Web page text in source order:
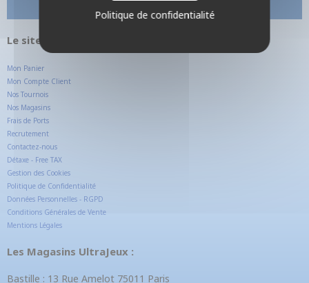
Le site internet UltraJeux.com
Mon Panier
Mon Compte Client
Nos Tournois
Nos Magasins
Frais de Ports
Recrutement
Contactez-nous
Détaxe - Free TAX
Gestion des Cookies
Politique de Confidentialité
Données Personnelles - RGPD
Conditions Générales de Vente
Mentions Légales
Les Magasins UltraJeux :
Bastille : 13 Rue Amelot 75011 Paris
Politique de confidentialité